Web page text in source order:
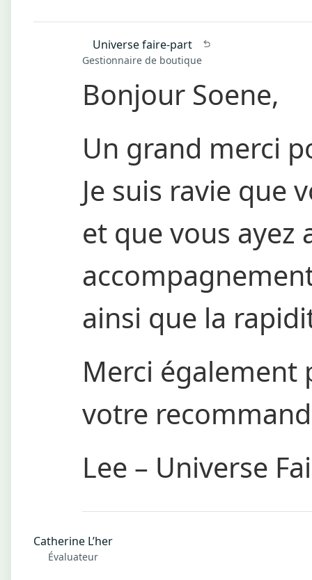
Universe faire-part
Gestionnaire de boutique
Bonjour Soene,
Un grand merci
Je suis ravie que
et que vous ayez
ainsi que la
Merci également
votre
Lee – Universe
Catherine L’her
Évaluateur